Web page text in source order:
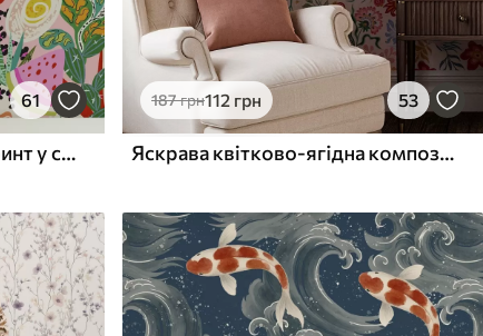
61
Абстрактний квітковий принт у стилі поп-арт
187грн112 грн 53
Яскрава квітково-ягідна композиція з папугами